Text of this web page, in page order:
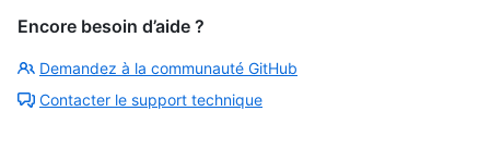
Encore besoin d’aide ?
Demandez à la communauté GitHub
Contacter le support technique